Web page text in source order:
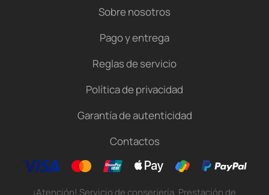
Sobre nosotros
Pago y entrega
Reglas de servicio
Política de privacidad
Garantía de autenticidad
Contactos
¡Atención! Servicio de conserjería. Prestación de